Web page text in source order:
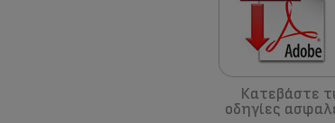
Κατεβάστε
οδηγίες